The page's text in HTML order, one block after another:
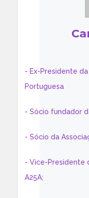
- Ex-Presidente
Portuguesa
- Sócio fundador
- Sócio da
- Vice-Presidente
A25A;